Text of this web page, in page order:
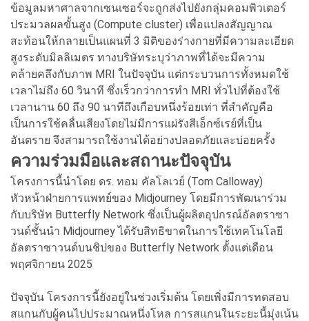
ข้อมูลมหาศาลจากเซนเซอร์จะถูกส่งไปยังกลุ่มคอมพิวเตอร์
ประมวลผลขั้นสูง (Compute cluster) เพื่อแปลงสัญญาณ
สะท้อนให้กลายเป็นแผนที่ 3 มิติของร่างกายที่มีความละเอียด
สูงระดับมิลลิเมตร ทางบริษัทระบุว่าภาพที่ได้จะมีความ
คล้ายคลึงกับภาพ MRI ในปัจจุบัน แต่กระบวนการทั้งหมดใช้
เวลาไม่ถึง 60 วินาที ซึ่งเร็วกว่าการทำ MRI ทั่วไปที่ต้องใช้
เวลานาน 60 ถึง 90 นาทีถึงเกือบหนึ่งร้อยเท่า ที่สำคัญคือ
เป็นการใช้คลื่นเสียงโดยไม่มีการแผ่รังสีเอ็กซ์เรย์ที่เป็น
อันตราย จึงสามารถใช้งานได้อย่างปลอดภัยและบ่อยครั้ง
ความร่วมมือและสถานะปัจจุบัน
โครงการนี้นำโดย ดร. ทอม คัลโลเวย์ (Tom Calloway)
หัวหน้าฝ่ายการแพทย์ของ Midjourney โดยมีการพัฒนาร่วม
กับบริษัท Butterfly Network ซึ่งเป็นผู้ผลิตอุปกรณ์อัลตราซา
วนด์ชั้นนำ Midjourney ได้รับสิทธิขาดในการใช้เทคโนโลยี
อัลตราซาวนด์บนชิปของ Butterfly Network ตั้งแต่เดือน
พฤศจิกายน 2025
ปัจจุบัน โครงการนี้ยังอยู่ในช่วงเริ่มต้น โดยเพิ่งมีการทดสอบ
สแกนกับผู้คนไปประมาณหนึ่งโหล การสแกนในระยะนี้มุ่งเน้น